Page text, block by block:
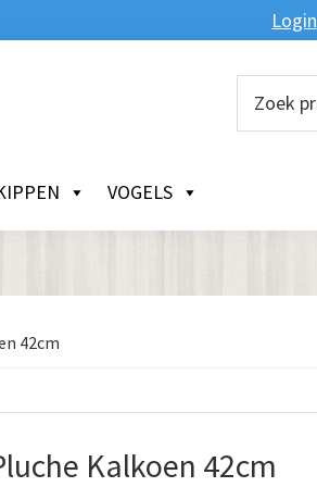
Login
VOGELS
Zoeken
42cm
Kalkoen 42cm